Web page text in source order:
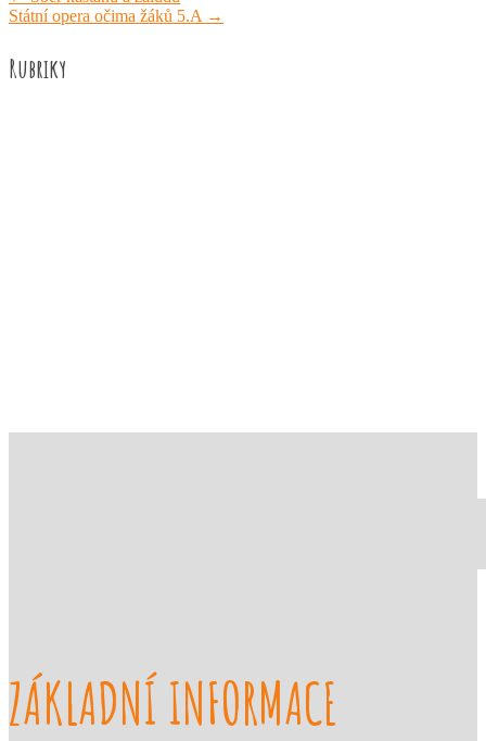
Státní opera očima žáků 5.A →
Rubriky
ZÁKLADNÍ INFORMACE